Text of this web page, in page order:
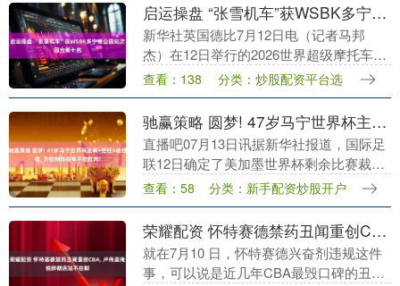
启运操盘 “张雪机车”获WSBK多宁顿公园站次回合第十名
新华社英国德比7月12日电（记者马邦
杰）在12日举行的2026世界超级摩托车锦
标赛（WSBK）英国多宁顿公园站
WorldSSP组第二回合正赛中，中国摩托车
制造商....
查看：138 分类：炒股配资平台选
驰赢策略 圆梦! 47岁马宁世界杯主哨+担任3场四官, 为控制体脂率不吃红肉!
直播吧07月13日讯据新华社报道，国际足
联12日确定了美加墨世界杯剩余比赛裁判
员名单，中国裁判员马宁、周飞不在其
中，包括傅明在内的3名中国裁判员结束美
加墨世界杯....
查看：58 分类：新手配资炒股开户
荣耀配资 怀特赛德禁药丑闻重创CBA, 卢伟遮掩说辞彻底站不住脚
就在7月10 日，怀特赛德兴奋剂违规这件
事，可以说是近几年CBA最毁口碑的丑闻